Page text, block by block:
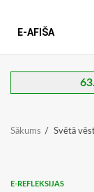
E-AFIŠA
Sākums Svētā
E-REFLEKSIJAS